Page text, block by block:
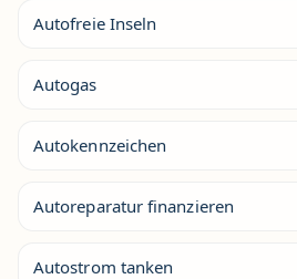
Autofreie Inseln
Autogas
Autokennzeichen
Autoreparatur finanzieren
Autostrom tanken